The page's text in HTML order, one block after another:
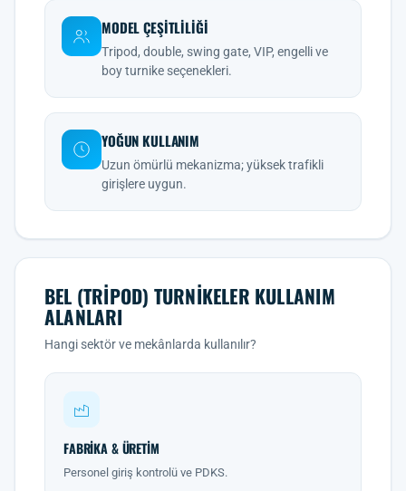
MODEL ÇEŞITLILIĞI
Tripod, double, swing gate, VIP, engelli ve
boy turnike seçenekleri.
YOĞUN KULLANIM
Uzun ömürlü mekanizma; yüksek trafikli
girişlere uygun.
BEL (TRIPOD) TURNIKELER KULLANIM
ALANLARI
Hangi sektör ve mekânlarda kullanılır?
FABRIKA & ÜRETIM
Personel giriş kontrolü ve PDKS.